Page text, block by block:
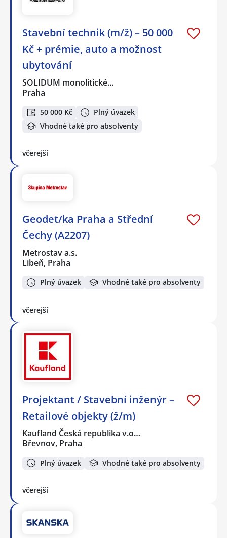
Stavební technik (m/ž) – 50 000
Kč + prémie, auto a možnost
ubytování
SOLIDUM monolitické…
Praha
50 000 Kč
Plný úvazek
Vhodné také pro absolventy
včerejší
Geodet/ka Praha a Střední
Čechy (A2207)
Metrostav a.s.
Libeň, Praha
Plný úvazek Vhodné také pro absolventy
včerejší
Projektant / Stavební inženýr –
Retailové objekty (ž/m)
Kaufland Česká republika v.o…
Břevnov, Praha
Plný úvazek Vhodné také pro absolventy
včerejší